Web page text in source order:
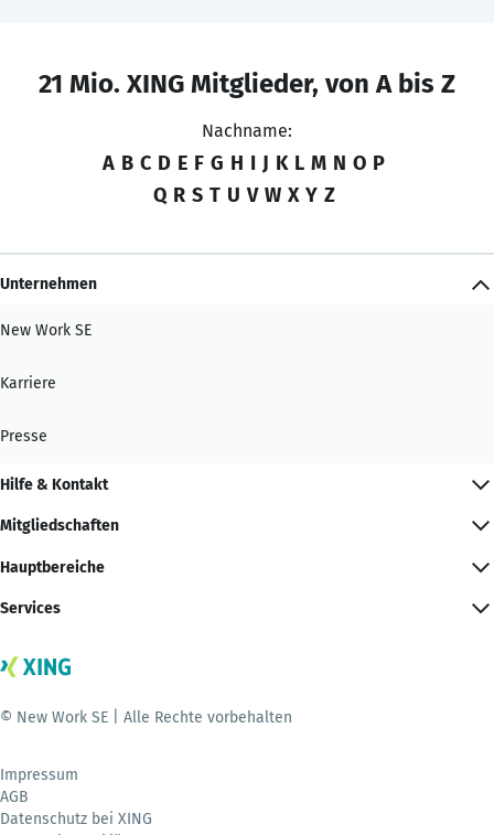
21 Mio. XING Mitglieder, von A bis Z
Nachname:
A B C D E F G H I J K L M N O P
Q R S T U V W X Y Z
Unternehmen
New Work SE
Karriere
Presse
Hilfe & Kontakt
Mitgliedschaften
Hauptbereiche
Services
© New Work SE | Alle Rechte vorbehalten
Impressum
AGB
Datenschutz bei XING